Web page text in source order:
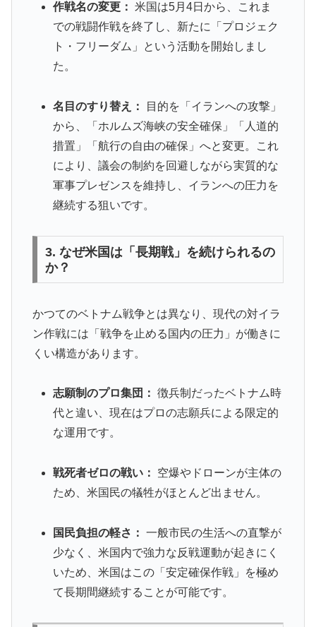
作戦名の変更： 米国は5月4日から、これま
での戦闘作戦を終了し、新たに「プロジェク
ト・フリーダム」という活動を開始しまし
た。
名目のすり替え：
目的を「イランへの攻撃」
から、「ホルムズ海峡の安全確保」「人道的
措置」「航行の自由の確保」へと変更。これ
により、議会の制約を回避しながら実質的な
軍事プレゼンスを維持し、イランへの圧力を
継続する狙いです。
3. なぜ米国は「長期戦」を続けられるの
か？
かつてのベトナム戦争とは異なり、現代の対イラ
ン作戦には「戦争を止める国内の圧力」が働きに
くい構造があります。
志願制のプロ集団： 徴兵制だったベトナム時
代と違い、現在はプロの志願兵による限定的
な運用です。
戦死者ゼロの戦い：
空爆やドローンが主体の
ため、米国民の犠牲がほとんど出ません。
国民負担の軽さ： 一般市民の生活への直撃が
少なく、米国内で強力な反戦運動が起きにく
いため、米国はこの「安定確保作戦」を極め
て長期間継続することが可能です。